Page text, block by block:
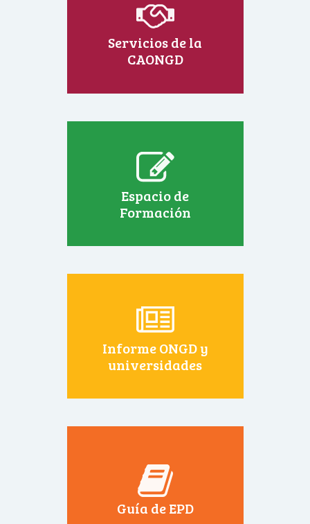
Servicios de la
CAONGD
Espacio de
Formación
Informe ONGD y
universidades
Guía de EPD